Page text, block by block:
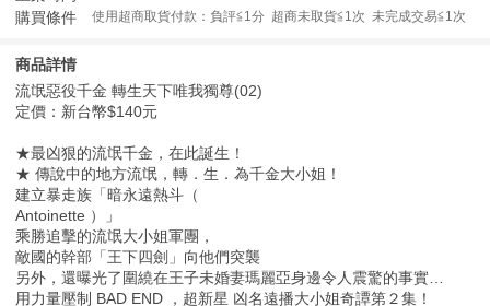
購買條件 使用超商取貨付款：負評≦1分 超商未取貨≦1次 未完成交易≦1次
商品詳情
流氓惡役千金 轉生天下唯我獨尊(02)
定價：新台幣$140元
★最凶狠的流氓千金，在此誕生！
★ 傳說中的地方流氓，轉．生．為千金大小姐！
建立暴走族「暗永遠熱斗（
Antoinette ）」
乘勝追擊的流氓大小姐軍團，
敵國的幹部「王下四劍」向他們突襲
另外，還曝光了圍繞在王子未婚妻瑪麗亞身邊令人震驚的事實…
用力量壓制 BAD END ，超新星 凶名遠播大小姐奇譚第２集！